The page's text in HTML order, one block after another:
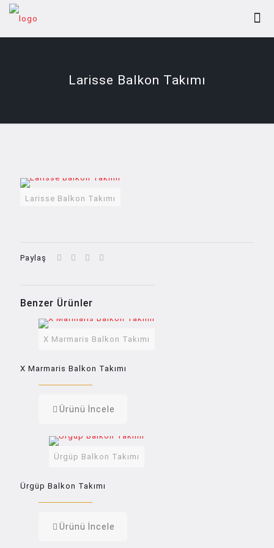
Larisse Balkon Takımı
Larisse Balkon Takımı
Paylaş
Benzer Ürünler
X Marmaris Balkon Takımı
X Marmaris Balkon Takımı
Ürünü İncele
Ürgüp Balkon Takımı
Ürgüp Balkon Takımı
Ürünü İncele